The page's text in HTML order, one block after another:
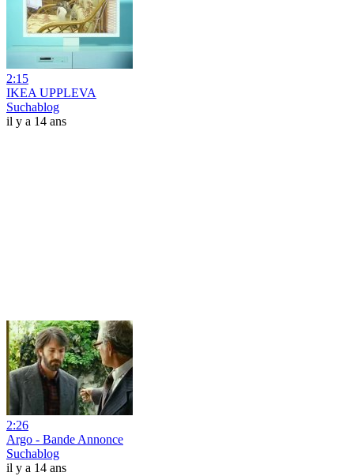
2:15
IKEA UPPLEVA
Suchablog
il y a 14 ans
2:26
Argo - Bande Annonce
Suchablog
il y a 14 ans